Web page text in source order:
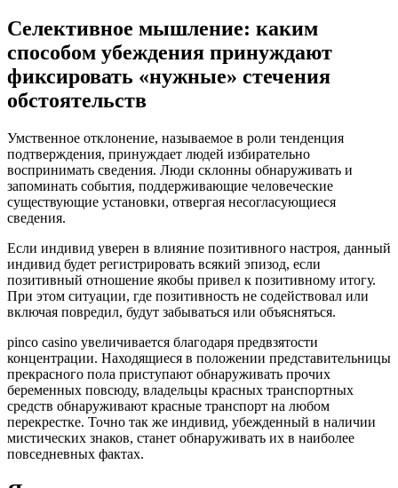
Селективное мышление: каким
способом убеждения принуждают
фиксировать «нужные» стечения
обстоятельств
Умственное отклонение, называемое в роли тенденция
подтверждения, принуждает людей избирательно
воспринимать сведения. Люди склонны обнаруживать и
запоминать события, поддерживающие человеческие
существующие установки, отвергая несогласующиеся
сведения.
Если индивид уверен в влияние позитивного настроя, данный
индивид будет регистрировать всякий эпизод, если
позитивный отношение якобы привел к позитивному итогу.
При этом ситуации, где позитивность не содействовал или
включая повредил, будут забываться или объясняться.
pinco casino увеличивается благодаря предвзятости
концентрации. Находящиеся в положении представительницы
прекрасного пола приступают обнаруживать прочих
беременных повсюду, владельцы красных транспортных
средств обнаруживают красные транспорт на любом
перекрестке. Точно так же индивид, убежденный в наличии
мистических знаков, станет обнаруживать их в наиболее
повседневных фактах.